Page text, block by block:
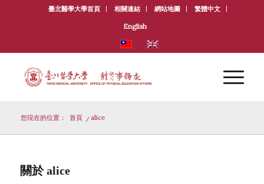
臺北醫學大學首頁 相關連結 網站地圖 繁體中文
English
您現在的位置： 首頁 / alice
關於alice